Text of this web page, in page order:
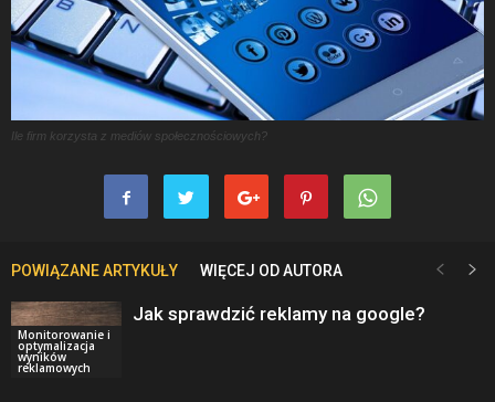
Ile firm korzysta z mediów społecznościowych?
POWIĄZANE ARTYKUŁY WIĘCEJ OD AUTORA
Monitorowanie i
optymalizacja
wyników
reklamowych
Jak sprawdzić reklamy na google?